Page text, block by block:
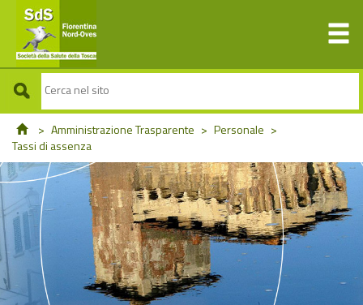
> Amministrazione Trasparente > Personale >
Tassi di assenza